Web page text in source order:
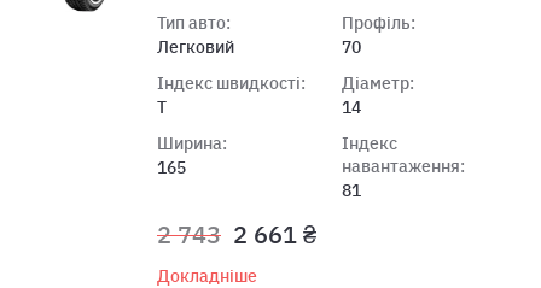
Тип авто:
Легковий
Індекс швидкості:
T
Ширина:
165
Профіль:
70
Діаметр:
14
Індекс
навантаження:
81
2 743 2 661 ₴
Докладніше